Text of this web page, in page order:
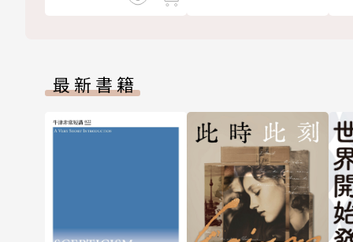
最新書籍